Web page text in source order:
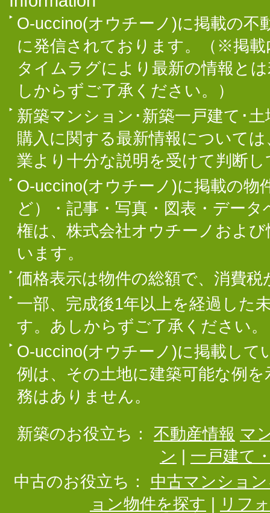
O-uccino(オウチーノ)に掲載の不
に発信されております。（※掲
タイムラグにより最新の情報と
しからずご了承ください。）
新築マンション･新築一戸建て･
購入に関する最新情報について
業より十分な説明を受けて判断
O-uccino(オウチーノ)に掲載の物
ど）・記事・写真・図表・デー
権は、株式会社オウチーノおよ
います。
価格表示は物件の総額で、消費
一部、完成後1年以上を経過した
す。あしからずご了承ください。
O-uccino(オウチーノ)に掲載して
例は、その土地に建築可能な例
務はありません。
新築のお役立ち： 不動産情報 マ
ン
一戸建て
中古のお役立ち：
中古マンショ
ョン物件を探す
リフ